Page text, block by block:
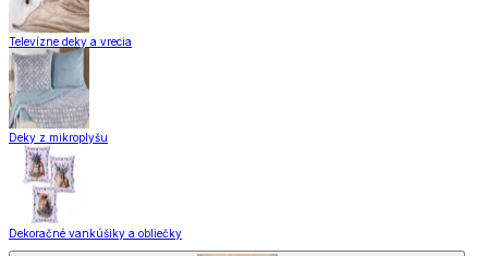
Televízne deky a vrecia
Deky z mikroplyšu
Dekoračné vankúšiky a obliečky